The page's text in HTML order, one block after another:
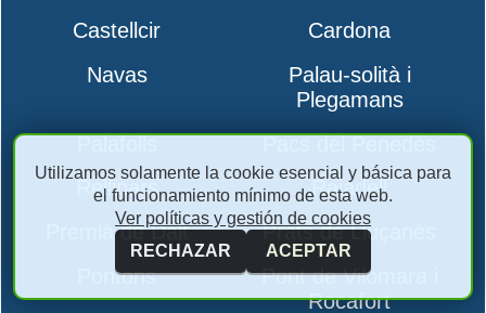
Castellcir
Cardona
Navas
Palau-solità i
Plegamans
Palafolls
Pacs del Penedès
Rellinars
Rajadell
Premià de Dalt
Prats de Lluçanès
Pontons
Pont de Vilomara i
Rocafort
Utilizamos solamente la cookie esencial y básica para
el funcionamiento mínimo de esta web.
Ver políticas y gestión de cookies
RECHAZAR
ACEPTAR